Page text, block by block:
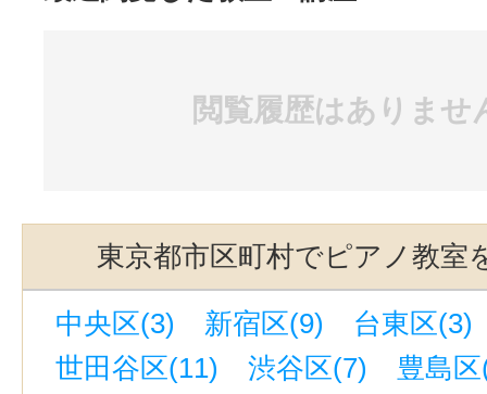
閲覧履歴はありませ
東京都市区町村でピアノ教室
中央区(3) 新宿区(9)
台東区(3)
世田谷区(11)
渋谷区(7)
豊島